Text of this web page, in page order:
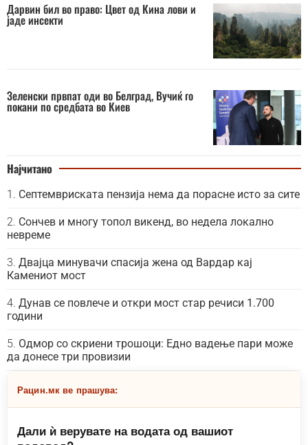
Дарвин бил во право: Цвет од Кина лови и
јаде инсекти
Зеленски првпат оди во Белград, Вучиќ го
покани по средбата во Киев
Најчитано
Септемвриската пензија нема да порасне исто за сите
Сончев и многу топол викенд, во недела локално
невреме
Двајца минувачи спасија жена од Вардар кај
Камениот мост
Дунав се повлече и откри мост стар речиси 1.700
години
Одмор со скриени трошоци: Едно вадење пари може
да донесе три провизии
Рацин.мк ве прашува:
Дали ѝ верувате на водата од вашиот